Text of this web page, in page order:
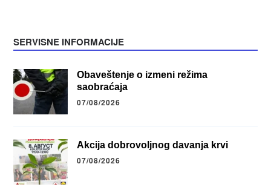
SERVISNE INFORMACIJE
Obaveštenje o izmeni režima
saobraćaja
07/08/2026
Akcija dobrovoljnog davanja krvi
07/08/2026